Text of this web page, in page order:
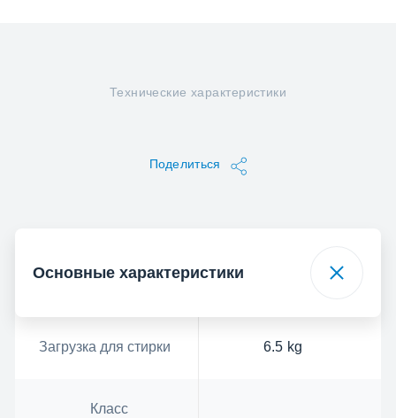
Технические характеристики
Поделиться
Основные характеристики
Загрузка для стирки 6.5 kg
Класс